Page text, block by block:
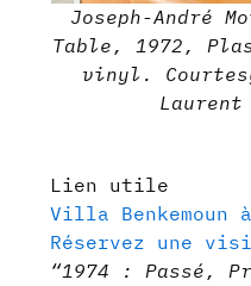
Joseph-André
Table, 1972,
vinyl.
Lien utile
Villa Benkemoun
Réservez une
“1974 : Passé,